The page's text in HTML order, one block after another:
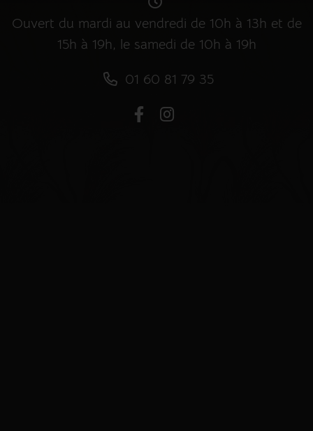
Ouvert du mardi au vendredi de 10h à 13h et de
15h à 19h, le samedi de 10h à 19h
01 60 81 79 35